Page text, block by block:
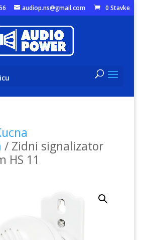
audiop.ns@gmail.com 0 Stavke
/ Zidni signalizator
HS 11